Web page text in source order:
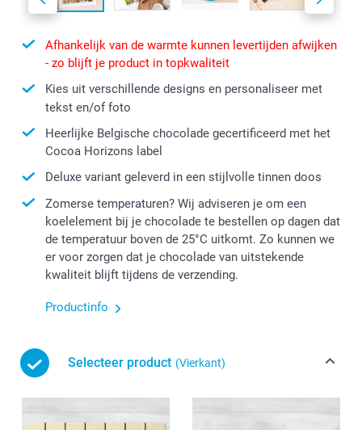
Afhankelijk van de warmte kunnen levertijden afwijken
- zo blijft je product in topkwaliteit
Kies uit verschillende designs en personaliseer met
tekst en/of foto
Heerlijke Belgische chocolade gecertificeerd met het
Cocoa Horizons label
Deluxe variant geleverd in een stijlvolle tinnen doos
Zomerse temperaturen? Wij adviseren je om een
koelelement bij je chocolade te bestellen op dagen dat
de temperatuur boven de 25°C uitkomt. Zo kunnen we
er voor zorgen dat je chocolade van uitstekende
kwaliteit blijft tijdens de verzending.
Productinfo
Selecteer product (Vierkant)